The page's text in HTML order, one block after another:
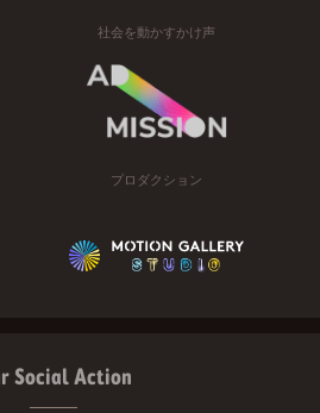
社会を動かすかけ声
プロダクション
Social Action